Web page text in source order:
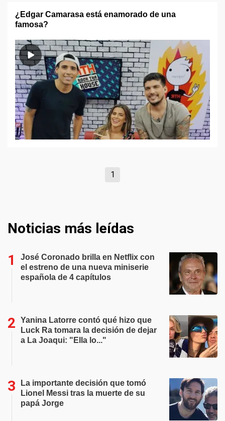
¿Edgar Camarasa está enamorado de una
famosa?
1
Noticias más leídas
José Coronado brilla en Netflix con
el estreno de una nueva miniserie
española de 4 capítulos
Yanina Latorre contó qué hizo que
Luck Ra tomara la decisión de dejar
a La Joaqui: "Ella lo..."
La importante decisión que tomó
Lionel Messi tras la muerte de su
papá Jorge